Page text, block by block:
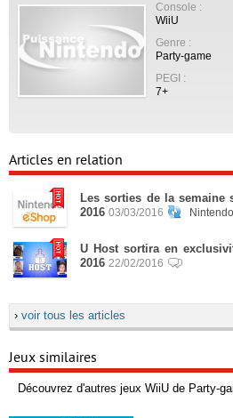
Console :
WiiU
Genre :
Party-game
PEGI :
7+
Articles en relation
Les sorties de la
2016 03/03/2016
U Host sortira en
2016 22/02/2016
› voir tous les articles
Jeux similaires
Découvrez d'autres jeux WiiU de Party-